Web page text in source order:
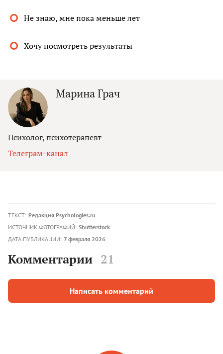
Не знаю, мне пока меньше лет
Хочу посмотреть результаты
Марина Грач
Психолог, психотерапевт
Телеграм-канал
ТЕКСТ: Редакция Psychologies.ru
ИСТОЧНИК ФОТОГРАФИЙ: Shutterstock
ДАТА ПУБЛИКАЦИИ: 7 февраля 2026
Комментарии 21
Написать комментарий